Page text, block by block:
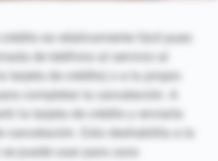
crédito es relativamente fácil pues
de teléfono al servicio al
tarjeta de crédito( o a tu propio
completar la cancelación. A
la tarjeta de crédito y enviarla
cancelación. Esto deshabilita a la
puede usar para usos